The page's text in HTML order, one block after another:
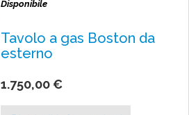
Disponibile
Tavolo a gas Boston da
esterno
1.750,00 €